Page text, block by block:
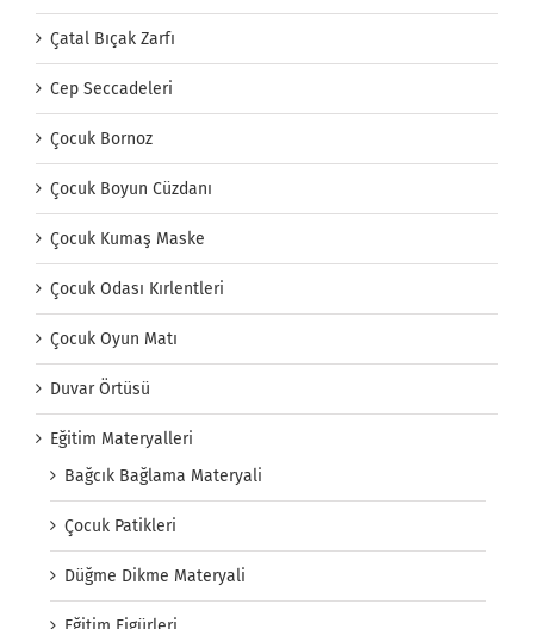
Çatal Bıçak Zarfı
Cep Seccadeleri
Çocuk Bornoz
Çocuk Boyun Cüzdanı
Çocuk Kumaş Maske
Çocuk Odası Kırlentleri
Çocuk Oyun Matı
Duvar Örtüsü
Eğitim Materyalleri
Bağcık Bağlama Materyali
Çocuk Patikleri
Düğme Dikme Materyali